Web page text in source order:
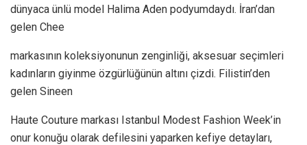
dünyaca ünlü model Halima Aden podyumdaydı. İran’dan
gelen Chee
markasının koleksiyonunun zenginliği, aksesuar seçimleri
kadınların giyinme özgürlüğünün altını çizdi. Filistin’den
gelen Sineen
Haute Couture markası Istanbul Modest Fashion Week’in
onur konuğu olarak defilesini yaparken kefiye detayları,